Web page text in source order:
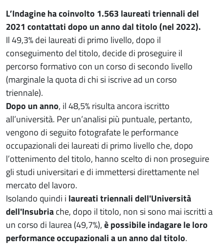
L’Indagine ha coinvolto 1.563 laureati triennali del
2021 contattati dopo un anno dal titolo (nel 2022).
Il 49,3% dei laureati di primo livello, dopo il
conseguimento del titolo, decide di proseguire il
percorso formativo con un corso di secondo livello
(marginale la quota di chi si iscrive ad un corso
triennale).
Dopo un anno, il 48,5% risulta ancora iscritto
all’università. Per un’analisi più puntuale, pertanto,
vengono di seguito fotografate le performance
occupazionali dei laureati di primo livello che, dopo
l’ottenimento del titolo, hanno scelto di non proseguire
gli studi universitari e di immettersi direttamente nel
mercato del lavoro.
Isolando quindi i laureati triennali dell'Università
dell'Insubriache, dopo il titolo, non si sono mai iscritti a
un corso di laurea (49,7%),è possibile indagare le loro
performance occupazionali a un anno dal titolo.